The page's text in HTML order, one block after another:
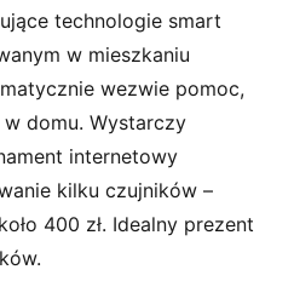
technologie smart
w mieszkaniu
wezwie pomoc,
domu. Wystarczy
internetowy
kilku czujników –
400 zł. Idealny prezent